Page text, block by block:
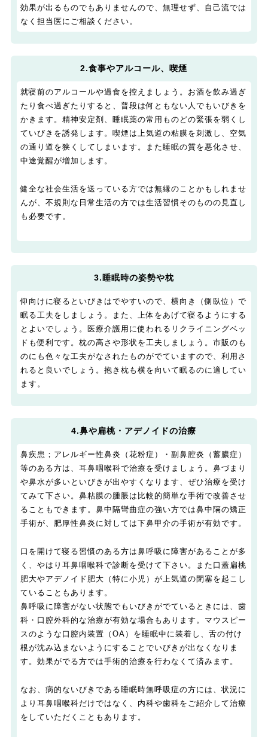
効果が出るものでもありませんので、無理せず、自己流では
なく担当医にご相談ください。
2.食事やアルコール、喫煙
就寝前のアルコールや過食を控えましょう。お酒を飲み過ぎ
たり食べ過ぎたりすると、普段は何ともない人でもいびきを
かきます。精神安定剤、睡眠薬の常用ものどの緊張を弱くし
ていびきを誘発します。喫煙は上気道の粘膜を刺激し、空気
の通り道を狭くしてしまいます。また睡眠の質を悪化させ、
中途覚醒が増加します。
健全な社会生活を送っている方では無縁のことかもしれませ
んが、不規則な日常生活の方では生活習慣そのものの見直し
も必要です。
3.睡眠時の姿勢や枕
仰向けに寝るといびきはでやすいので、横向き（側臥位）で
眠る工夫をしましょう。また、上体をあげて寝るようにする
とよいでしょう。医療介護用に使われるリクライニングベッ
ドも便利です。枕の高さや形状を工夫しましょう。市販のも
のにも色々な工夫がなされたものがでていますので、利用さ
れると良いでしょう。抱き枕も横を向いて眠るのに適してい
ます。
4.鼻や扁桃・アデノイドの治療
鼻疾患；アレルギー性鼻炎（花粉症）・副鼻腔炎（蓄膿症）
等のある方は、耳鼻咽喉科で治療を受けましょう。鼻づまり
や鼻水が多いといびきが出やすくなります、ぜひ治療を受け
てみて下さい。鼻粘膜の腫脹は比較的簡単な手術で改善させ
ることもできます。鼻中隔彎曲症の強い方では鼻中隔の矯正
手術が、肥厚性鼻炎に対しては下鼻甲介の手術が有効です。
口を開けて寝る習慣のある方は鼻呼吸に障害があることが多
く、やはり耳鼻咽喉科で診断を受けて下さい。また口蓋扁桃
肥大やアデノイド肥大（特に小児）が上気道の閉塞を起こし
ていることもあります。
鼻呼吸に障害がない状態でもいびきがでているときには、歯
科・口腔外科的な治療が有効な場合もあります。マウスピー
スのような口腔内装置（OA）を睡眠中に装着し、舌の付け
根が沈み込まないようにすることでいびきが出なくなりま
す。効果がでる方では手術的治療を行わなくて済みます。
なお、病的ないびきである睡眠時無呼吸症の方には、状況に
より耳鼻咽喉科だけではなく、内科や歯科をご紹介して治療
をしていただくこともあります。